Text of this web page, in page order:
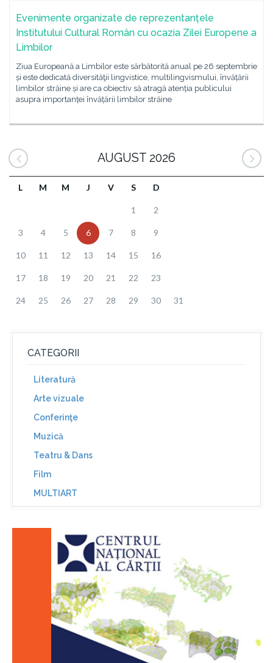
Evenimente organizate de reprezentanțele
Institutului Cultural Român cu ocazia Zilei Europene a
Limbilor
Ziua Europeană a Limbilor este sărbătorită anual pe 26 septembrie
și este dedicată diversităţii lingvistice, multilingvismului, învățării
limbilor străine și are ca obiectiv să atragă atenția publicului
asupra importanței învățării limbilor străine
AUGUST 2026
L M M J V S D
1 2
3 4 5 6 7 8 9
10 11 12 13 14 15 16
17 18 19 20 21 22 23
24 25 26 27 28 29 30 31
CATEGORII
Literatură
Arte vizuale
Conferinţe
Muzică
Teatru & Dans
Film
MULTIART